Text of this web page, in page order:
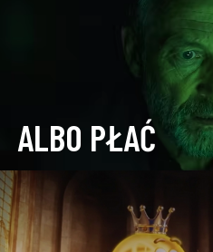
ALBO PŁAĆ